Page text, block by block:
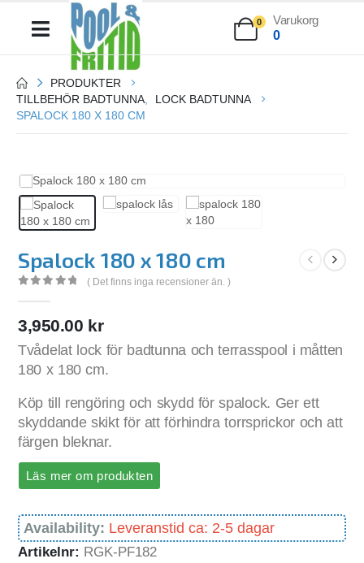
0
Varukorg
0
PRODUKTER
TILLBEHÖR BADTUNNA
LOCK BADTUNNA
SPALOCK 180 X 180 CM
Spalock 180 x 180 cm
( Det finns inga recensioner än. )
3,950.00 kr
Tvådelat lock för badtunna och terrasspool i måtten
180 x 180 cm.
Köp till rengöring och skydd för spalock. Ger ett
skyddande skikt för att förhindra torrsprickor och att
färgen bleknar.
Läs mer om produkten
Availability: Leveranstid ca: 2-5 dagar
Artikelnr: RGK-PF182